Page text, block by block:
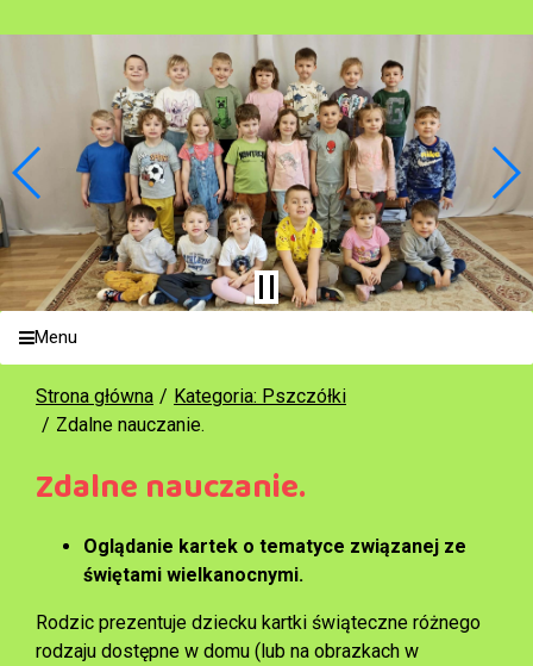
Menu
Strona główna
Kategoria: Pszczółki
Zdalne nauczanie.
Zdalne nauczanie.
Oglądanie kartek o tematyce związanej ze
świętami wielkanocnymi.
Rodzic prezentuje dziecku kartki świąteczne różnego
rodzaju dostępne w domu (lub na obrazkach w